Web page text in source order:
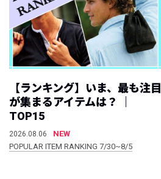
【ランキング】いま、最も注目
が集まるアイテムは？ ｜
TOP15
2026.08.06
NEW
POPULAR ITEM RANKING 7/30~8/5